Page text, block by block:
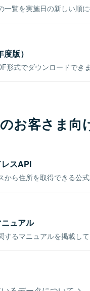
覧を実施日の新しい順に
版）
形式でダウンロードできま
お客さま向
スAPI
ら住所を取得できる公式
ュアル
るマニュアルを掲載して